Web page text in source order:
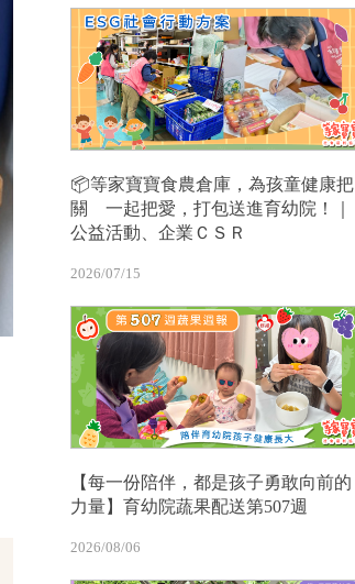
📦等家寶寶食農倉庫，為孩童健康把
關 一起把愛，打包送進育幼院！｜
公益活動、企業ＣＳＲ
2026/07/15
【每一份陪伴，都是孩子勇敢向前的
力量】育幼院蔬果配送第507週
2026/08/06